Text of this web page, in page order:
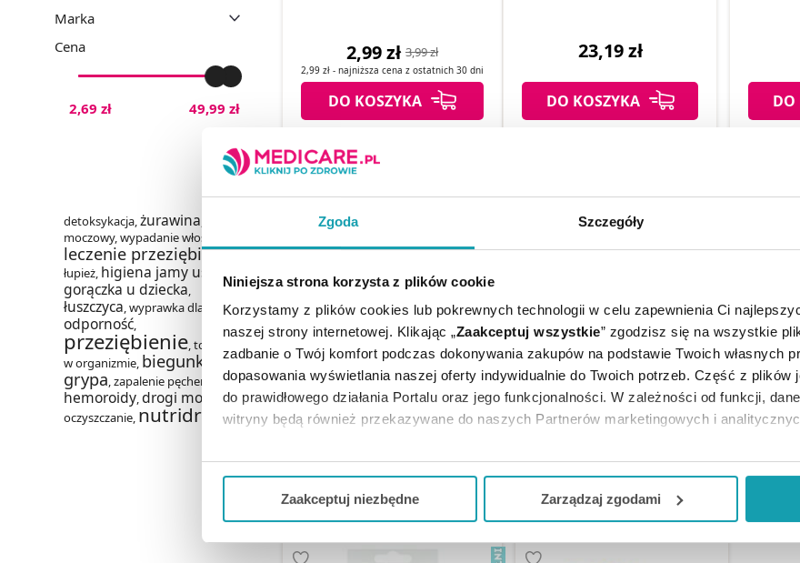
Zgoda Szczegóły
Niniejsza strona korzysta z plików cookie
Korzystamy z plików cookies lub pokrewnych technologii w celu zapewnienia Ci
naszej strony internetowej. Klikając „Zaakceptuj wszystkie” zgodzisz się na wszystkie
zadbanie o Twój komfort podczas dokonywania zakupów na podstawie Twoich własnych
dopasowania wyświetlania naszej oferty indywidualnie do Twoich potrzeb. Część z plików
do prawidłowego działania Portalu oraz jego funkcjonalności. W zależności od funkcji,
witryny będą również przekazywane do naszych Partnerów marketingowych i
Jeżeli chcesz dostosować swoją zgodę i wybrać tylko niektóre dodatkowe funkcje, z
Twojej aktywności dokonaj preferowanych przez Ciebie wyborów i kliknij „
Zarządzaj
Ciebie danych, które nie są niezbędne dla funkcjonowania Strony. Będzie się to jednak
Zaakceptuj niezbędne Zarządzaj zgodami
Marka
Cena
2,69 zł 49,99 zł
detoksykacja,żurawina
moczowy,wypadanie włosów
leczenie przeziębienia,
łupież, higiena jamy ustnej,
gorączka u dziecka,
łuszczyca,wyprawka dla mamy,
odporność,
przeziębienie,toksyny
w organizmie, biegunka
grypa,zapalenie pęcherza
hemoroidy,drogi moczowe ,
oczyszczanie, nutridrink
2,99 zł 3,99 zł
2,99 zł - najniższa cena z ostatnich 30 dni
DO KOSZYKA
23,19 zł
DO KOSZYKA DO
Lipskin Help balsam do ust
ochronny, 8 g
Lipskin Vanilla balsam do ust
silnie nawilżający i
zmiękczający, 8 g